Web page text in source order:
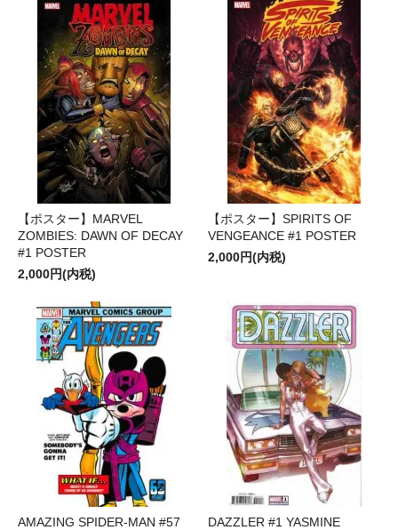
【ポスター】MARVEL
ZOMBIES: DAWN OF DECAY
#1 POSTER
2,000円(内税)
【ポスター】SPIRITS OF
VENGEANCE #1 POSTER
2,000円(内税)
AMAZING SPIDER-MAN #57
DAZZLER #1 YASMINE